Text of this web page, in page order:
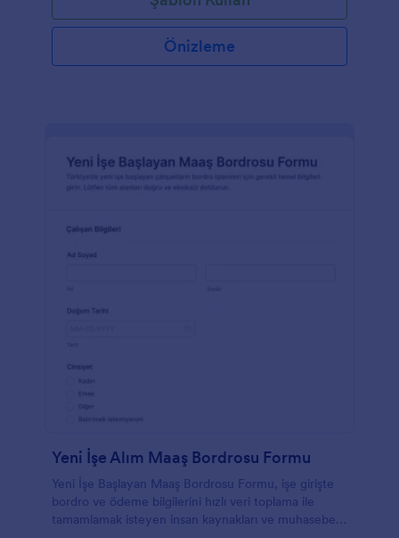
Önizleme
Yeni İşe Alım Maaş Bordrosu Formu
Yeni İşe Başlayan Maaş Bordrosu Formu, işe girişte
bordro ve ödeme bilgilerini hızlı veri toplama ile
tamamlamak isteyen insan kaynakları ve muhasebe